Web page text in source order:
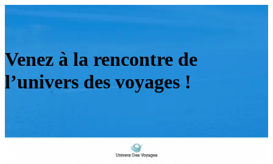
Venez à la rencontre de
l’univers des voyages !